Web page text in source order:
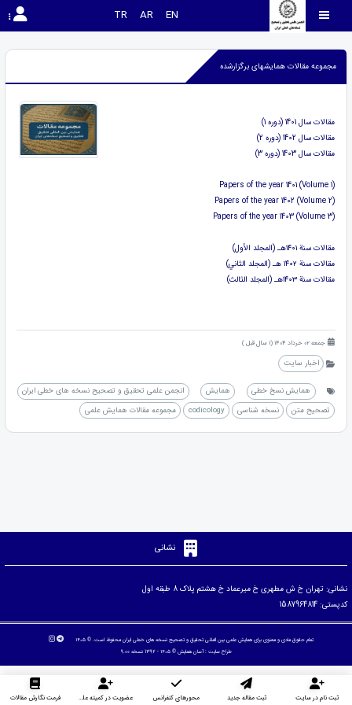
EN
AR
TR
مجموعه مقالات همایشهای برگزارشده
مقالات سال 1401 (دوره 1)
مقالات سال 1402 (دوره 2)
مقالات سال 1403 (دوره 3)
Papers of the year 1401 (Volume 1)
Papers of the year 1402 (Volume 2)
Papers of the year 1403 (Volume 3)
مقالات سنة ١٤٠١هـ (المجلد الأول)
مقالات سنة ١٤٠٢ هـ (المجلد الثاني)
مقالات سنة ١٤٠٣هـ (المجلد الثالث)
جمعه 02 خرداد 1404 (1 سال قبل )
اخبار سایت
همایش نسخ خطی همایش
انجمن علمی تحقیق و تصحیح نسخه های خطی ایران
تصحیح متن
نسخه شناسی codicology مجموعه مقالات همایش علمی
نشانی
نشانی: تهران خ ش مطهری خ میرعماد خ هشتم پلاک 8 طبقه اول
کدپستی: 1587964814
تمام حقوق مادی و معنوی برای همایش علمی بین المللی تحقیق و تصحیح نسخه های خطی ایران محفوظ است. © ۱۴۰۵
طراح سایت :آسان همایش © ۱۴۰۵ - 1392 نسخه 9.00
ثبت نام در سایت ثبت مقاله جدید محورهای کنفرانس عضویت در کمیته علمی داوران فرمت نگارش مقالات